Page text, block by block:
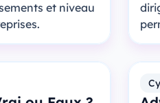
et niveau